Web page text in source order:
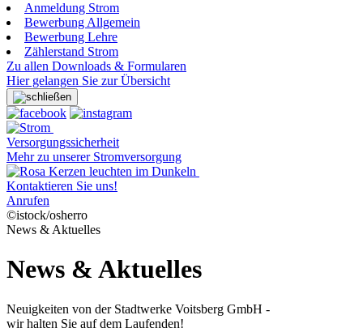
Anmeldung Strom
Bewerbung Allgemein
Bewerbung Lehre
Zählerstand Strom
Zu allen Downloads & Formularen
Hier gelangen Sie zur Übersicht
Versorgungssicherheit
Mehr zu unserer Stromversorgung
Kontaktieren Sie uns!
Anrufen
©istock/osherro
News & Aktuelles
News & Aktuelles
Neuigkeiten von der Stadtwerke Voitsberg GmbH -
wir halten Sie auf dem Laufenden!